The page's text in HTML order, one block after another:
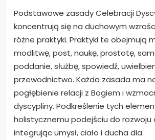
Podstawowe zasady Celebracji
koncentrują się na duchowym
różne praktyki. Praktyki te obejmują
modlitwę, post, naukę, prostotę,
poddanie, służbę, spowiedź,
przewodnictwo. Każda zasada ma
pogłębienie relacji z Bogiem i
dyscypliny. Podkreślenie tych
holistycznemu podejściu do rozwoju
integrując umysł, ciało i ducha dla